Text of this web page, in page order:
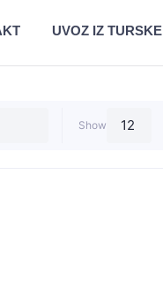
UVOZ IZ TURSKE
Show